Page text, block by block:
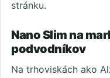
stránku.
Nano Slim na
podvodníkov
Na trhoviskách ako